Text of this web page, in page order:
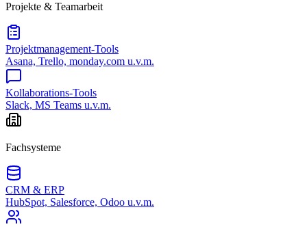
Projekte & Teamarbeit
Projektmanagement-Tools
Asana, Trello, monday.com u.v.m.
Kollaborations-Tools
Slack, MS Teams u.v.m.
Fachsysteme
CRM & ERP
HubSpot, Salesforce, Odoo u.v.m.